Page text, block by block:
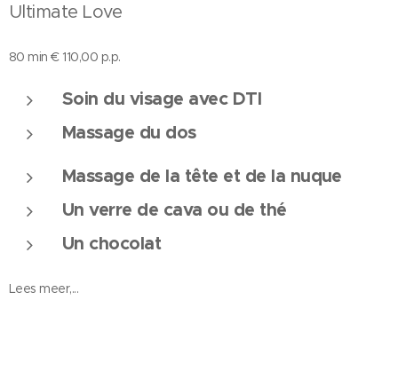
Ultimate Love
80 min € 110,00 p.p.
Soin du visage avec DTI
Massage du dos
Massage de la tête et de la nuque
Un verre de cava ou de thé
Un chocolat
Lees meer,...